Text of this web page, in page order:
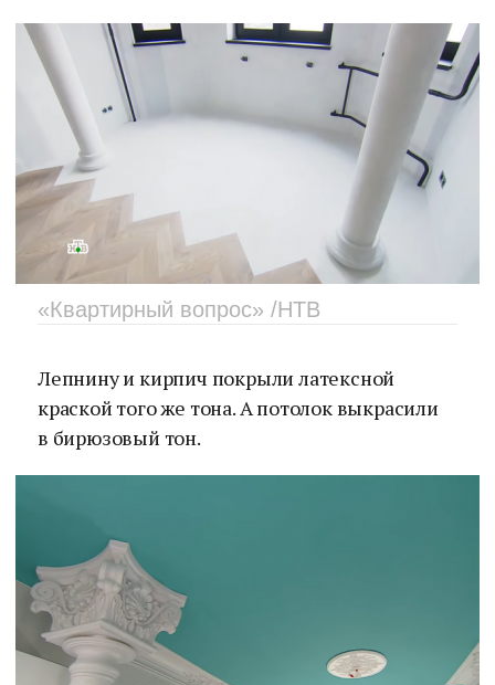
«Квартирный вопрос» /НТВ
Лепнину и кирпич покрыли латексной
краской того же тона. А потолок выкрасили
в бирюзовый тон.